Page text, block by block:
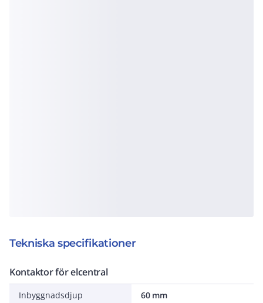
Tekniska specifikationer
Kontaktor för elcentral
Inbyggnadsdjup
60 mm